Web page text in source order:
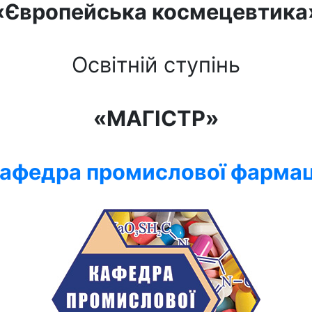
Освітній ступінь
«МАГІСТР»
промислової